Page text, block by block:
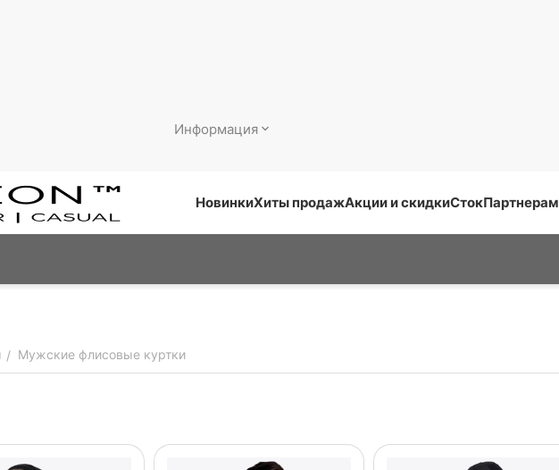
Информация
НовинкиХиты продажАкции и скидкиСтокПартнерам
/ Мужские флисовые куртки